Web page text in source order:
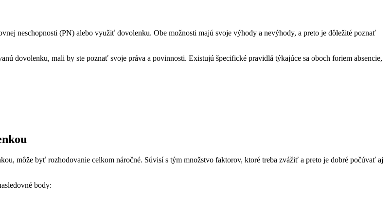
neschopnosti (PN) alebo využiť dovolenku. Obe možnosti majú svoje výhody a nevýhody, a preto je dôležité poznať
dovolenku, mali by ste poznať svoje práva a povinnosti. Existujú špecifické pravidlá týkajúce sa oboch foriem absencie,
môže byť rozhodovanie celkom náročné. Súvisí s tým množstvo faktorov, ktoré treba zvážiť a preto je dobré počúvať aj
body: